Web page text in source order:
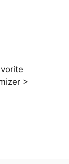
>